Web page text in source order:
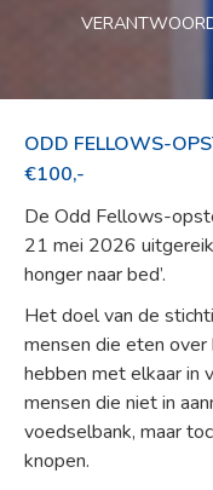
ODD FELLOWS-
€100,-
De Odd Fellows-
21 mei 2026
honger naar bed’.
Het doel van de
mensen die eten
hebben met elkaar in
mensen die niet in
voedselbank, maar
knopen.